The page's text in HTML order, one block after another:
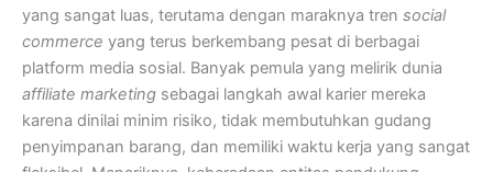
yang sangat luas, terutama dengan maraknya tren social
commerce yang terus berkembang pesat di berbagai
platform media sosial. Banyak pemula yang melirik dunia
affiliate marketing sebagai langkah awal karier mereka
karena dinilai minim risiko, tidak membutuhkan gudang
penyimpanan barang, dan memiliki waktu kerja yang sangat